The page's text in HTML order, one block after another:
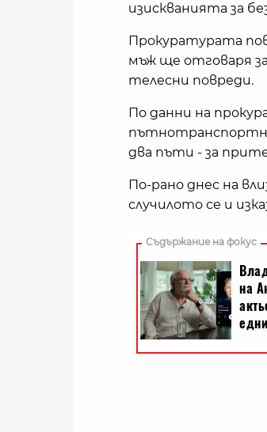
изискванията за
Прокуратурата
мъж ще отговаря
телесни повреди.
По данни на
два пъти - за
По-рано днес на
случилото се и